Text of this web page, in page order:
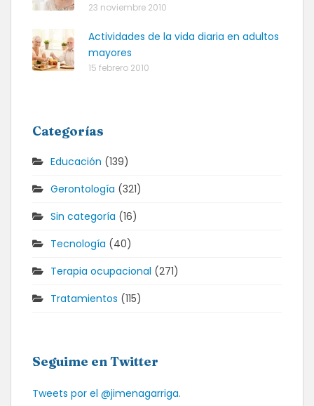
23 noviembre 2010
Actividades de la vida diaria en adultos
mayores
15 febrero 2010
Categorías
Educación (139)
Gerontología (321)
Sin categoría (16)
Tecnología (40)
Terapia ocupacional (271)
Tratamientos (115)
Seguime en Twitter
Tweets por el @jimenagarriga.